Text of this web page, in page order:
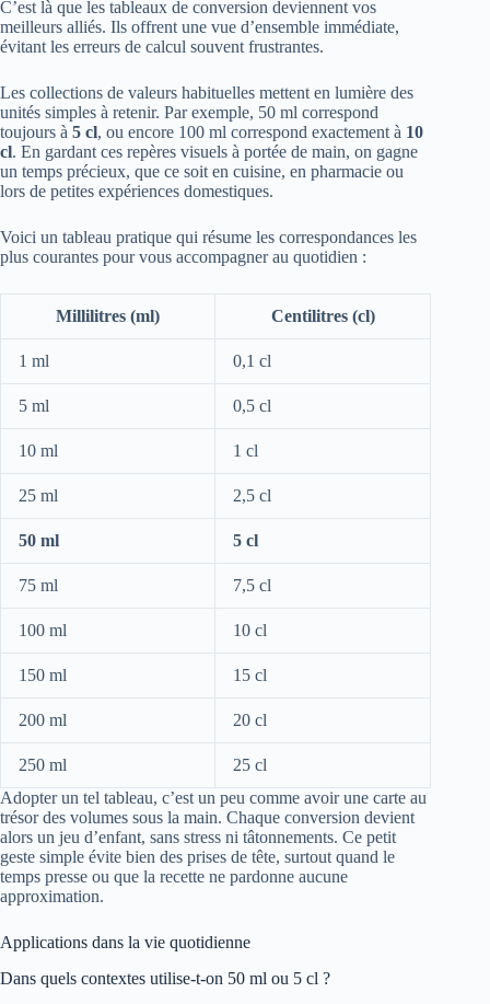
C’est là que les tableaux de conversion deviennent vos
meilleurs alliés. Ils offrent une vue d’ensemble immédiate,
évitant les erreurs de calcul souvent frustrantes.
Les collections de valeurs habituelles mettent en lumière des
unités simples à retenir. Par exemple, 50 ml correspond
toujours à 5 cl, ou encore 100 ml correspond exactement à 10
cl. En gardant ces repères visuels à portée de main, on gagne
un temps précieux, que ce soit en cuisine, en pharmacie ou
lors de petites expériences domestiques.
Voici un tableau pratique qui résume les correspondances les
plus courantes pour vous accompagner au quotidien :
Millilitres (ml) Centilitres (cl)
1 ml 0,1 cl
5 ml 0,5 cl
10 ml 1 cl
25 ml 2,5 cl
50 ml 5 cl
75 ml 7,5 cl
100 ml 10 cl
150 ml 15 cl
200 ml 20 cl
250 ml
25 cl
Adopter un tel tableau, c’est un peu comme avoir une carte au
trésor des volumes sous la main. Chaque conversion devient
alors un jeu d’enfant, sans stress ni tâtonnements. Ce petit
geste simple évite bien des prises de tête, surtout quand le
temps presse ou que la recette ne pardonne aucune
approximation.
Applications dans la vie quotidienne
Dans quels contextes utilise-t-on 50 ml ou 5 cl ?